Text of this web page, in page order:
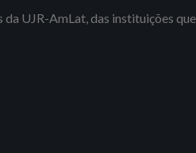
UJR-AmLat, das instituições